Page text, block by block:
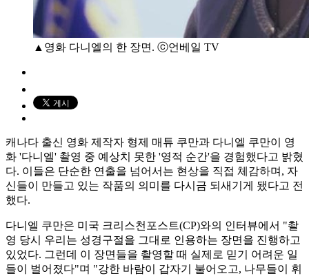
▲영화 다니엘의 한 장면. ⓒ언베일 TV
캐나다 출신 영화 제작자 형제 매튜 쿠만과 다니엘 쿠만이 영
화 '다니엘' 촬영 중 예상치 못한 '영적 순간'을 경험했다고 밝혔
다. 이들은 단순한 연출을 넘어서는 현상을 직접 체감하며, 자
신들이 만들고 있는 작품의 의미를 다시금 되새기게 됐다고 전
했다.
다니엘 쿠만은 미국 크리스천포스트(CP)와의 인터뷰에서 "촬
영 당시 우리는 성경구절을 그대로 인용하는 장면을 진행하고
있었다. 그런데 이 장면들을 촬영할 때 실제로 믿기 어려운 일
들이 벌어졌다"며 "강한 바람이 갑자기 불어오고, 나무들이 휘